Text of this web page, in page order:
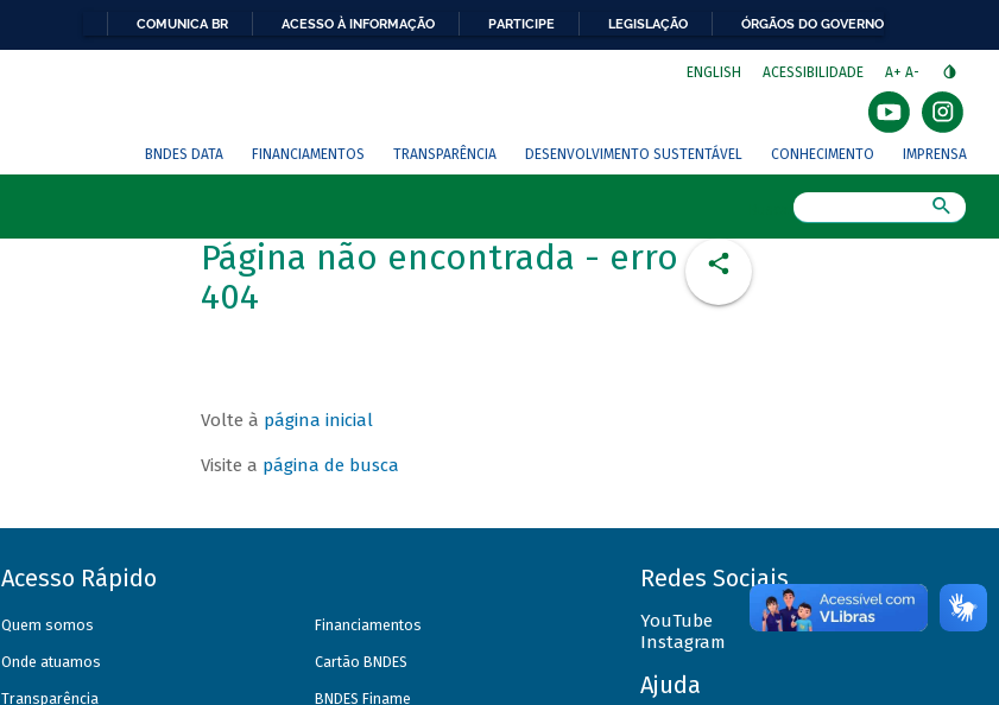
COMUNICA BR ACESSO À INFORMAÇÃO PARTICIPE LEGISLAÇÃO ÓRGÃOS DO GOVERNO
ENGLISH ACESSIBILIDADE A+ A-
BNDES DATA FINANCIAMENTOS TRANSPARÊNCIA DESENVOLVIMENTO SUSTENTÁVEL CONHECIMENTO IMPRENSA
Página não encontrada - erro
404
Volte à página inicial
Visite a página de busca
Acesso Rápido
Quem somos
Onde atuamos
Transparência
Financiamentos
Cartão BNDES
BNDES Finame
Redes Sociais
YouTube
Instagram
Ajuda